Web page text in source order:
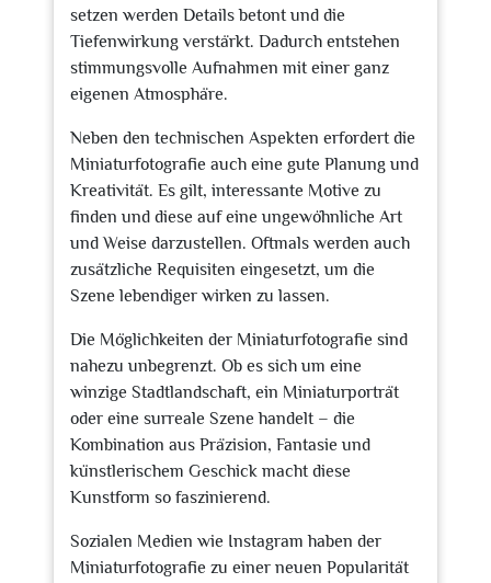
setzen werden Details betont und die
Tiefenwirkung verstärkt. Dadurch entstehen
stimmungsvolle Aufnahmen mit einer ganz
eigenen Atmosphäre.
Neben den technischen Aspekten erfordert die
Miniaturfotografie auch eine gute Planung und
Kreativität. Es gilt, interessante Motive zu
finden und diese auf eine ungewöhnliche Art
und Weise darzustellen. Oftmals werden auch
zusätzliche Requisiten eingesetzt, um die
Szene lebendiger wirken zu lassen.
Die Möglichkeiten der Miniaturfotografie sind
nahezu unbegrenzt. Ob es sich um eine
winzige Stadtlandschaft, ein Miniaturporträt
oder eine surreale Szene handelt – die
Kombination aus Präzision, Fantasie und
künstlerischem Geschick macht diese
Kunstform so faszinierend.
Sozialen Medien wie Instagram haben der
Miniaturfotografie zu einer neuen Popularität